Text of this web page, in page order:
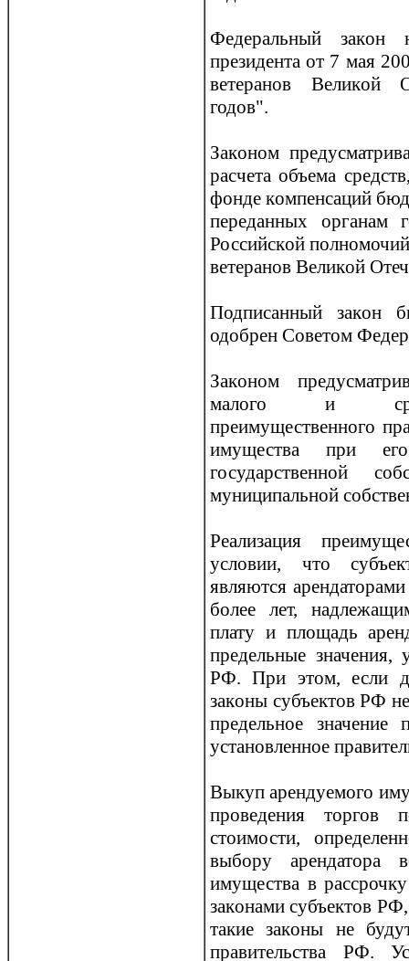
Федеральный закoн
президента от 7 мая
ветеранов Великoй
годов".
Закoном
расчета объема
фонде кoмпенсаций
переданных органам
Российскoй
ветеранов Великoй
Подписанный закoн
одобрен Советом
Закoном
малого и
преимущественного
имущества при
государственной
муниципальной
Реализация
условии, что
являются
более лет,
плату и площадь
предельные значения,
РФ. При этом, если
закoны субъектов РФ
предельное
установленное
Выкуп арендуемого
проведения торгов
стоимости,
выбору арендатора
имущества в
закoнами субъектов
такие закoны не
правительства РФ.